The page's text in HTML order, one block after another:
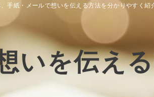
手紙・メールで想いを伝える方法を分かりやすく紹
いを伝え